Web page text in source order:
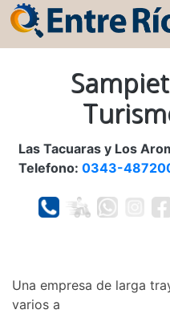
Las Tacuaras y Los
Telefono: 0343-
Una empresa de larga
varios a